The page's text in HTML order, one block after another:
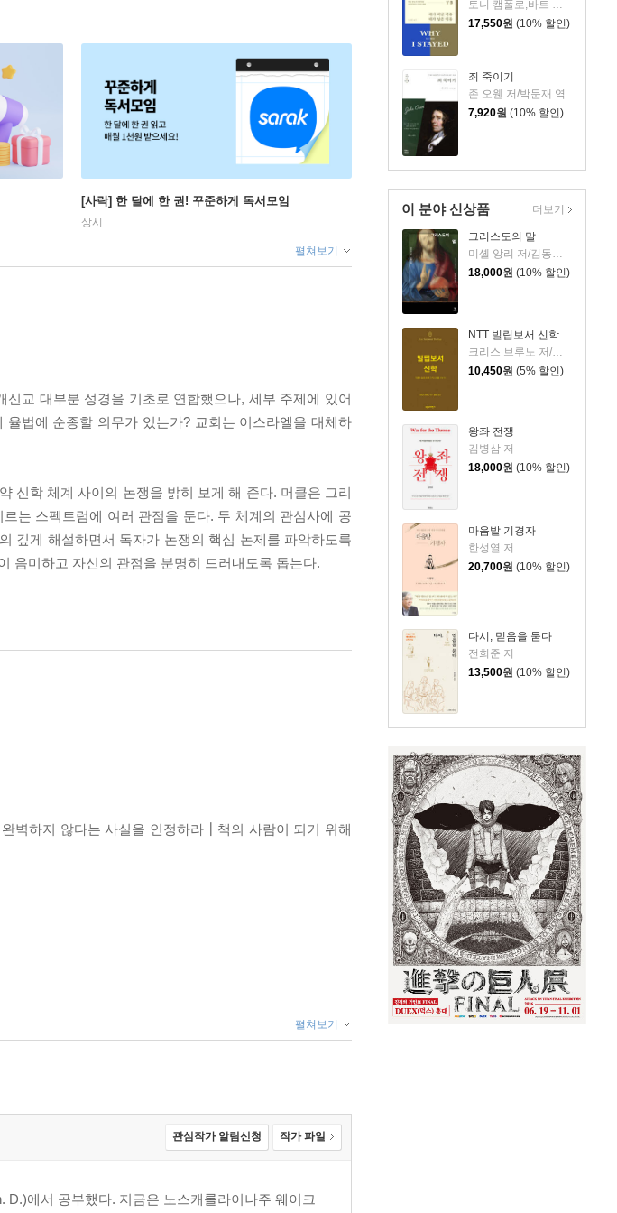
토니 캠폴로,바트 캠폴로 저/노종문 역
17,550원 (10% 할인)
죄 죽이기
존 오웬 저/박문재 역
7,920원 (10% 할인)
이 분야 신상품
그리스도의 말
미셸 앙리 저/김동규 역
18,000원 (10% 할인)
NTT 빌립보서 신학
크리스 브루노 저/권대영 역
10,450원 (5% 할인)
왕좌 전쟁
김병삼 저
18,000원 (10% 할인)
마음밭 기경자
한성열 저
20,700원 (10% 할인)
다시, 믿음을 묻다
전희준 저
13,500원 (10% 할인)
더보기
[사락] 한 달에 한 권! 꾸준하게 독서모임
상시
펼쳐보기
교 대부분 성경을 기초로 연합했으나, 세부 주제에 있어
법에 순종할 의무가 있는가? 교회는 이스라엘을 대체하
신학 체계 사이의 논쟁을 밝히 보게 해 준다. 머클은 그리
는 스펙트럼에 여러 관점을 둔다. 두 체계의 관심사에 공
깊게 해설하면서 독자가 논쟁의 핵심 논제를 파악하도록
음미하고 자신의 관점을 분명히 드러내도록 돕는다.
벽하지 않다는 사실을 인정하라┃책의 사람이 되기 위해
펼쳐보기
관심작가 알림신청 작가 파일
에서 공부했다. 지금은 노스캐롤라이나주 웨이크